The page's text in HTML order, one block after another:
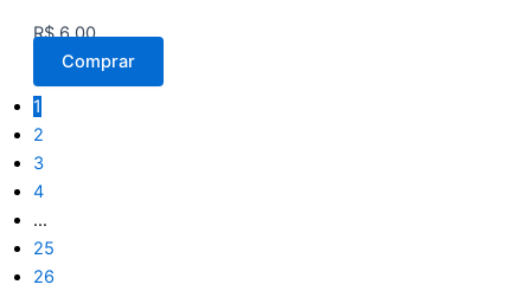
R$6,00
Comprar
1
2
3
4
…
25
26